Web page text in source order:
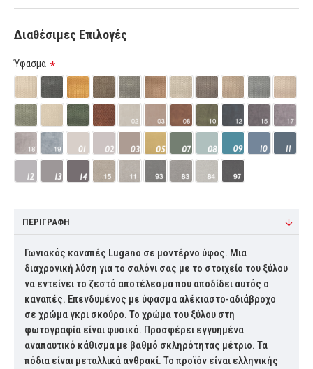
Διαθέσιμες Επιλογές
Ύφασμα
ΠΕΡΙΓΡΑΦΉ
Γωνιακός καναπές Lugano σε μοντέρνο ύφος. Μια
διαχρονική λύση για το σαλόνι σας με το στοιχείο του ξύλου
να εντείνει το ζεστό αποτέλεσμα που αποδίδει αυτός ο
καναπές. Επενδυμένος με ύφασμα αλέκιαστο-αδιάβροχο
σε χρώμα γκρι σκούρο. Το χρώμα του ξύλου στη
φωτογραφία είναι φυσικό. Προσφέρει εγγυημένα
αναπαυτικό κάθισμα με βαθμό σκληρότητας μέτριο. Τα
πόδια είναι μεταλλικά ανθρακί. Το προϊόν είναι ελληνικής